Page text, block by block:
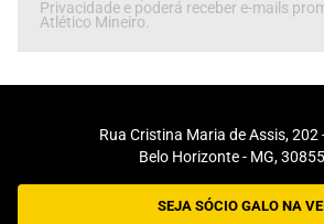
Privacidade e poderá receber e-mails
Atlético Mineiro.
Rua Cristina Maria de Assis, 202
Belo Horizonte - MG,
SEJA SÓCIO GALO NA